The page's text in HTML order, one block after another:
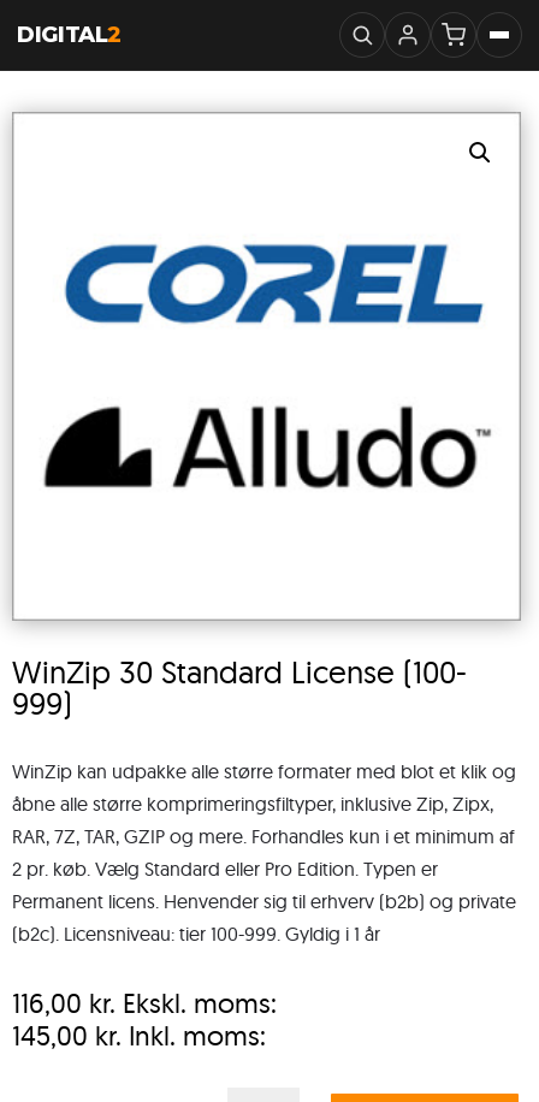
DIGITAL2
WinZip 30 Standard License (100-
999)
WinZip kan udpakke alle større formater med blot et klik og
åbne alle større komprimeringsfiltyper, inklusive Zip, Zipx,
RAR, 7Z, TAR, GZIP og mere. Forhandles kun i et minimum af
2 pr. køb. Vælg Standard eller Pro Edition. Typen er
Permanent licens. Henvender sig til erhverv (b2b) og private
(b2c). Licensniveau: tier 100-999. Gyldig i 1 år
116,00 kr. Ekskl. moms:
145,00 kr. Inkl. moms: